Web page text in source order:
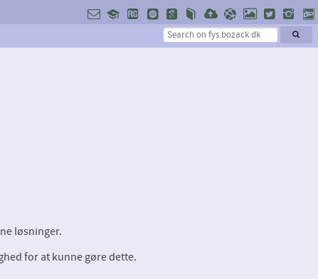
løsninger.
for at kunne gøre dette.